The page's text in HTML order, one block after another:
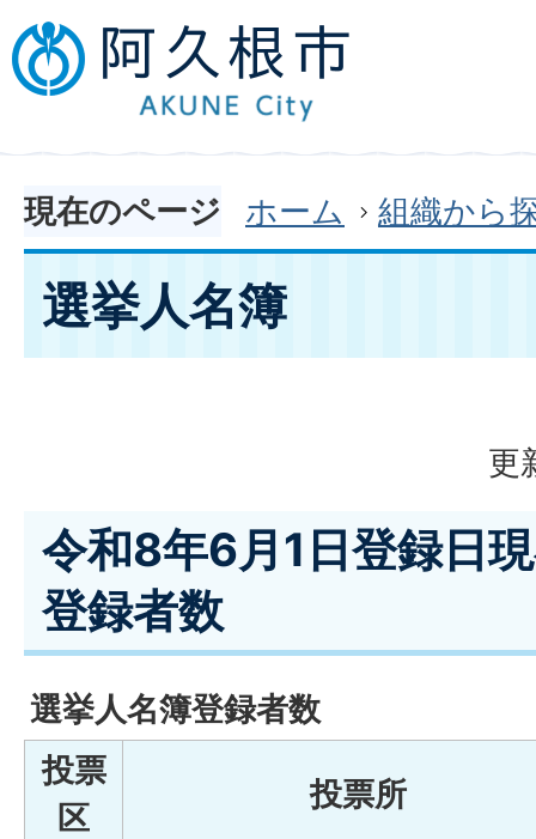
現在のページ ホーム 組織から
選挙人名簿
更
令和8年6月1日登録日
登録者数
選挙人名簿登録者数
投票
区
投票所